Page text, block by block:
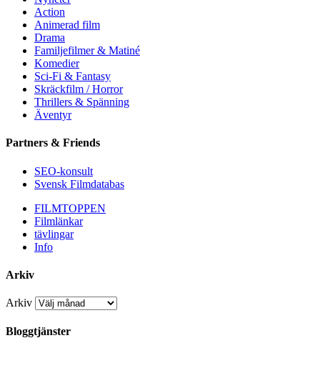
Action
Animerad film
Drama
Familjefilmer & Matiné
Komedier
Sci-Fi & Fantasy
Skräckfilm / Horror
Thrillers & Spänning
Äventyr
Partners & Friends
SEO-konsult
Svensk Filmdatabas
FILMTOPPEN
Filmlänkar
tävlingar
Info
Arkiv
Arkiv
Bloggtjänster